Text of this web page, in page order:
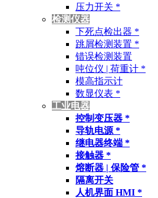
压力开关 *
检测仪器
下死点检出器 *
跳屑检测装置 *
错误检测装置
吨位仪 | 荷重计 *
模高指示计
数显仪表 *
工业电器
控制变压器 *
导轨电源 *
继电器终端 *
接触器 *
熔断器 | 保险管 *
隔离开关
人机界面 HMI *